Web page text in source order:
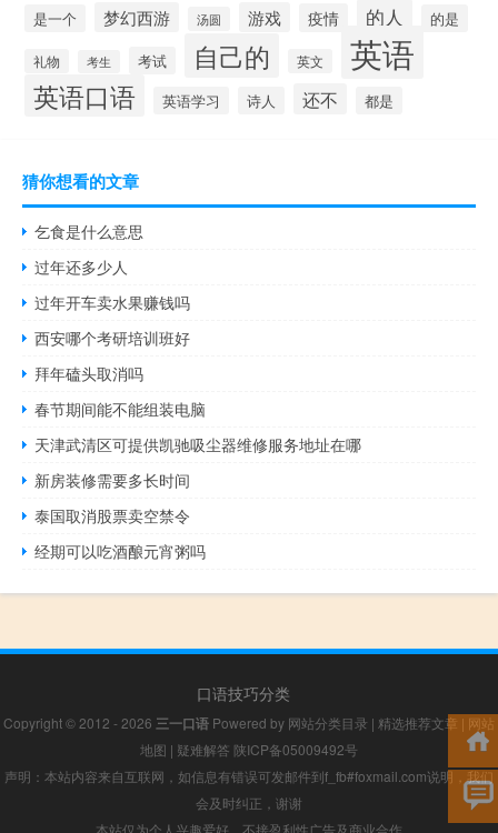
是一个
梦幻西游 汤圆 游戏 疫情 的人 的是
礼物 考生 考试 自己的 英文 英语
英语口语 英语学习 诗人 还不 都是
猜你想看的文章
乞食是什么意思
过年还多少人
过年开车卖水果赚钱吗
西安哪个考研培训班好
拜年磕头取消吗
春节期间能不能组装电脑
天津武清区可提供凯驰吸尘器维修服务地址在哪
新房装修需要多长时间
泰国取消股票卖空禁令
经期可以吃酒酿元宵粥吗
口语技巧分类
Copyright © 2012 - 2026 三一口语 Powered by 网站分类目录 | 精选推荐文章 | 网站
地图 | 疑难解答 陕ICP备05009492号
声明：本站内容来自互联网，如信息有错误可发邮件到f_fb#foxmail.com说明，我们
会及时纠正，谢谢
本站仅为个人兴趣爱好，不接盈利性广告及商业合作